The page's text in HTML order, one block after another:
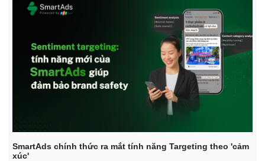
Bất động sản
Khởi nghiệp
Thị trường
Giá vàng
Tiêu dùng
Tỷ giá
Chứng khoán
Giá cà phê
SmartAds chính thức ra mắt tính năng Targeting theo 'cảm
xúc'